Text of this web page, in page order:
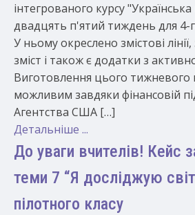
інтегрованого курсу
двадцять п'ятий тиждень для 4-
У ньому окреслено змістові
зміст і також є додатки з
Виготовлення цього тижневого
можливим завдяки фінансовій
Агентства США […]
Детальніше ...
До уваги вчителів! Кейс
теми 7 “Я досліджую
пілотного класу